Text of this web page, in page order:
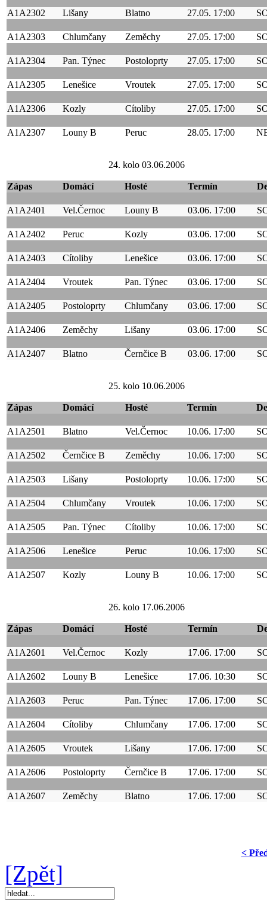
A1A2302 Lišany Blatno 27.05. 17:00
A1A2303 Chlumčany Zeměchy 27.05. 17:00
A1A2304 Pan. Týnec Postoloprty 27.05. 17:00
A1A2305 Lenešice Vroutek 27.05. 17:00
A1A2306 Kozly Cítoliby 27.05. 17:00
A1A2307 Louny B Peruc 28.05. 17:00
24. kolo 03.06.2006
Zápas Domácí Hosté Termín
A1A2401 Vel.Černoc Louny B 03.06. 17:00
A1A2402 Peruc Kozly 03.06. 17:00
A1A2403 Cítoliby Lenešice 03.06. 17:00
A1A2404 Vroutek Pan. Týnec 03.06. 17:00
A1A2405 Postoloprty Chlumčany 03.06. 17:00
A1A2406 Zeměchy Lišany 03.06. 17:00
A1A2407 Blatno Černčice B 03.06. 17:00
25. kolo 10.06.2006
Zápas Domácí Hosté Termín
A1A2501 Blatno Vel.Černoc 10.06. 17:00
A1A2502 Černčice B Zeměchy 10.06. 17:00
A1A2503 Lišany Postoloprty 10.06. 17:00
A1A2504 Chlumčany Vroutek 10.06. 17:00
A1A2505 Pan. Týnec Cítoliby 10.06. 17:00
A1A2506 Lenešice Peruc 10.06. 17:00
A1A2507 Kozly Louny B 10.06. 17:00
26. kolo 17.06.2006
Zápas Domácí Hosté Termín
A1A2601 Vel.Černoc Kozly 17.06. 17:00
A1A2602 Louny B Lenešice 17.06. 10:30
A1A2603 Peruc Pan. Týnec 17.06. 17:00
A1A2604 Cítoliby Chlumčany 17.06. 17:00
A1A2605 Vroutek Lišany 17.06. 17:00
A1A2606 Postoloprty Černčice B 17.06. 17:00
A1A2607 Zeměchy Blatno 17.06. 17:00
<
[Zpět]